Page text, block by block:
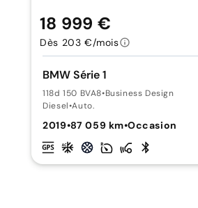
BMW Série 1
118d 150 BVA8•Business Design
Diesel•Auto.
2019•87 059 km•Occasion
18 999 €
Dès 203 €/mois